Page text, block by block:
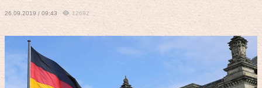
26.09.2019 / 09:43 12692